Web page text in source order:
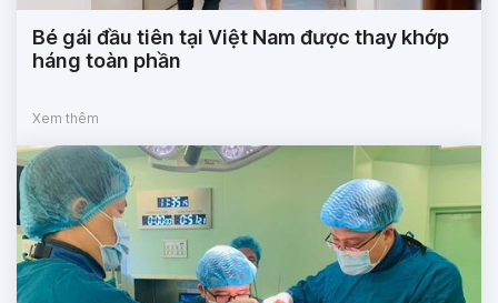
Bé gái đầu tiên tại Việt Nam được thay khớp
háng toàn phần
Xem thêm